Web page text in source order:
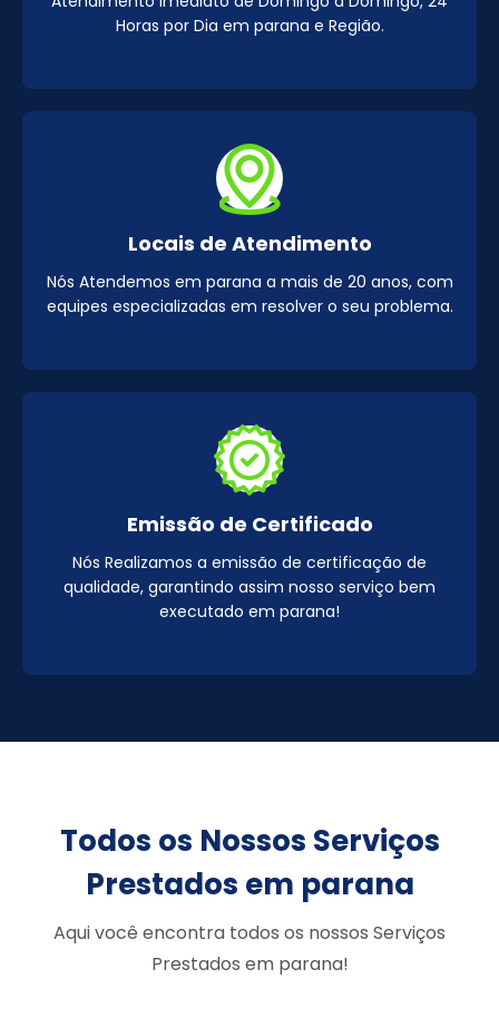
Horas por Dia em parana e Região.
Locais de Atendimento
Nós Atendemos em parana a mais de 20 anos, com
equipes especializadas em resolver o seu problema.
Emissão de Certificado
Nós Realizamos a emissão de certificação de
qualidade, garantindo assim nosso serviço bem
executado em parana!
Todos os Nossos Serviços
Prestados em parana
Aqui você encontra todos os nossos Serviços
Prestados em parana!